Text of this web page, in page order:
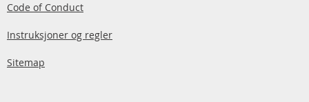
Code of Conduct
Instruksjoner og regler
Sitemap